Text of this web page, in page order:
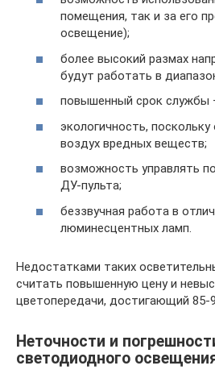
помещения, так и за его
освещение);
более высокий размах
будут работать в
повышенный срок службы
экологичность,
воздух вредных веществ;
возможность управлять
ДУ-пульта;
беззвучная работа в
люминесцентных ламп.
Недостатками таких
считать повышенную цену и
цветопередачи, достигающий 85-
Неточности и
светодиодного